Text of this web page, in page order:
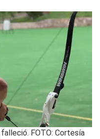
FOTO: Cortesía